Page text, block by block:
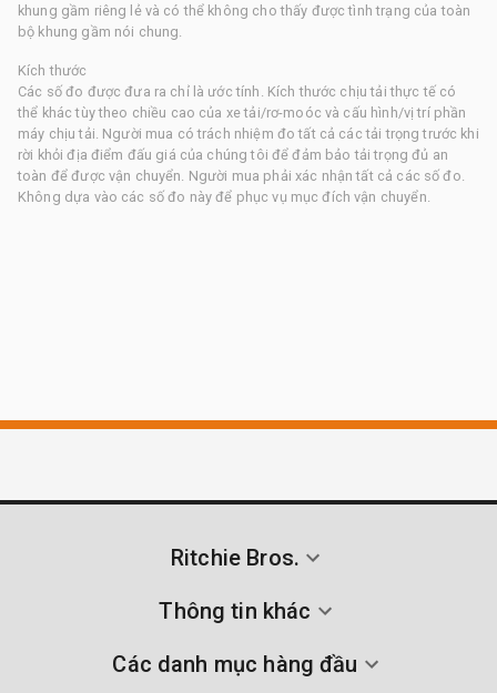
khung gầm riêng lẻ và có thể không cho thấy được tình trạng của toàn
bộ khung gầm nói chung.
Kích thước
Các số đo được đưa ra chỉ là ước tính. Kích thước chịu tải thực tế có
thể khác tùy theo chiều cao của xe tải/rơ-moóc và cấu hình/vị trí phần
máy chịu tải. Người mua có trách nhiệm đo tất cả các tải trọng trước khi
rời khỏi địa điểm đấu giá của chúng tôi để đảm bảo tải trọng đủ an
toàn để được vận chuyển. Người mua phải xác nhận tất cả các số đo.
Không dựa vào các số đo này để phục vụ mục đích vận chuyển.
Ritchie Bros.
Thông tin khác
Các danh mục hàng đầu